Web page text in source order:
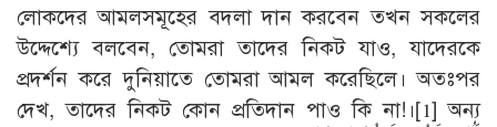
লোকদের আমলসমূহের বদলা দান করবেন তখন সকলের
উদ্দেশ্যে বলবেন, তোমরা তাদের নিকট যাও, যাদেরকে
প্রদর্শন করে দুনিয়াতে তোমরা আমল করেছিলে। অতঃপর
দেখ, তাদের নিকট কোন প্রতিদান পাও কি না!।[1] অন্য